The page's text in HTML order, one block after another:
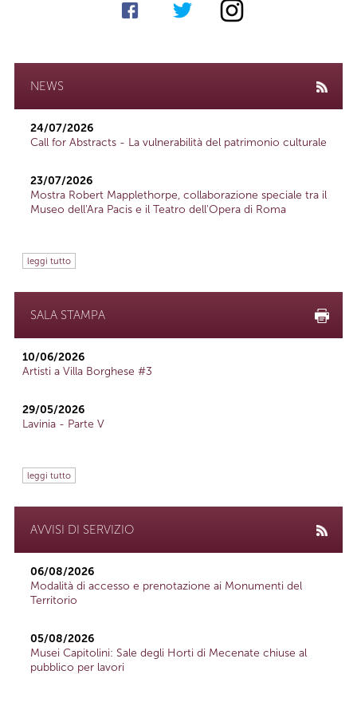
NEWS
24/07/2026
Call for Abstracts - La vulnerabilità del patrimonio culturale
23/07/2026
Mostra Robert Mapplethorpe, collaborazione speciale tra il
Museo dell'Ara Pacis e il Teatro dell'Opera di Roma
leggi tutto
SALA STAMPA
10/06/2026
Artisti a Villa Borghese #3
29/05/2026
Lavinia - Parte V
leggi tutto
AVVISI DI SERVIZIO
06/08/2026
Modalità di accesso e prenotazione ai Monumenti del
Territorio
05/08/2026
Musei Capitolini: Sale degli Horti di Mecenate chiuse al
pubblico per lavori